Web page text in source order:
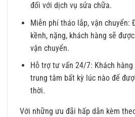
đối với dịch vụ sửa chữa.
Miễn phí tháo lắp, vận chuyển:
kềnh, nặng, khách hàng sẽ
vận chuyển.
Hỗ trợ tư vấn 24/7: Khách
trung tâm bất kỳ lúc nào để
thời.
Với những ưu đãi hấp dẫn kèm